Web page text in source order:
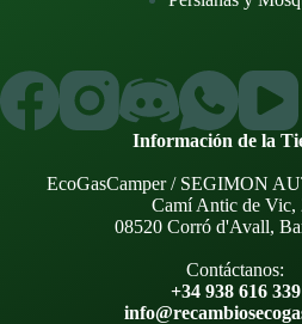
Información de la
EcoGasCamper / SEGIMON
Camí Antic de Vic,
08520 Corró d'Avall,
Contáctanos:
+34 938 616 339